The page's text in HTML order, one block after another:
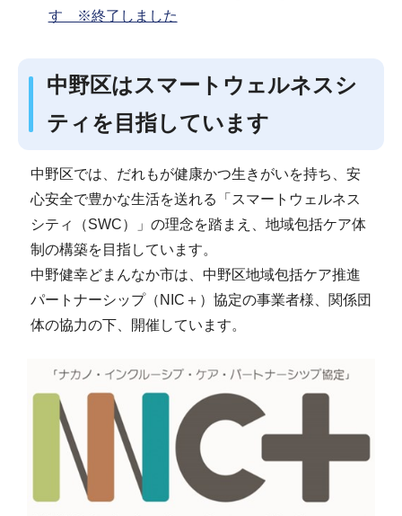
す ※終了しました
中野区はスマートウェルネスシ
ティを目指しています
中野区では、だれもが健康かつ生きがいを持ち、安
心安全で豊かな生活を送れる「スマートウェルネス
シティ（SWC）」の理念を踏まえ、地域包括ケア体
制の構築を目指しています。
中野健幸どまんなか市は、中野区地域包括ケア推進
パートナーシップ（NIC＋）協定の事業者様、関係団
体の協力の下、開催しています。